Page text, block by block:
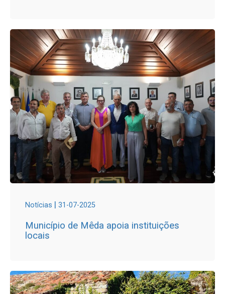
Notícias | 31-07-2025
Município de Mêda apoia instituições
locais